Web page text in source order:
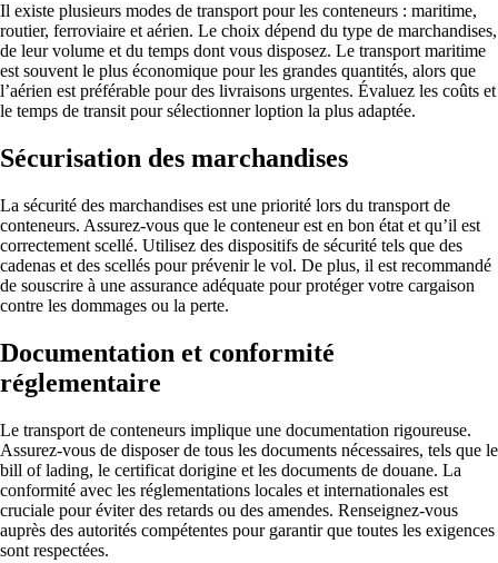
Il existe plusieurs modes de transport pour les conteneurs : maritime,
routier, ferroviaire et aérien. Le choix dépend du type de marchandises,
de leur volume et du temps dont vous disposez. Le transport maritime
est souvent le plus économique pour les grandes quantités, alors que
l’aérien est préférable pour des livraisons urgentes. Évaluez les coûts et
le temps de transit pour sélectionner loption la plus adaptée.
Sécurisation des marchandises
La sécurité des marchandises est une priorité lors du transport de
conteneurs. Assurez-vous que le conteneur est en bon état et qu’il est
correctement scellé. Utilisez des dispositifs de sécurité tels que des
cadenas et des scellés pour prévenir le vol. De plus, il est recommandé
de souscrire à une assurance adéquate pour protéger votre cargaison
contre les dommages ou la perte.
Documentation et conformité
réglementaire
Le transport de conteneurs implique une documentation rigoureuse.
Assurez-vous de disposer de tous les documents nécessaires, tels que le
bill of lading, le certificat dorigine et les documents de douane. La
conformité avec les réglementations locales et internationales est
cruciale pour éviter des retards ou des amendes. Renseignez-vous
auprès des autorités compétentes pour garantir que toutes les exigences
sont respectées.